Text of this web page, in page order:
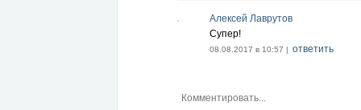
Алексей Лаврутов
Супер!
08.08.2017 в 10:57 | ответить